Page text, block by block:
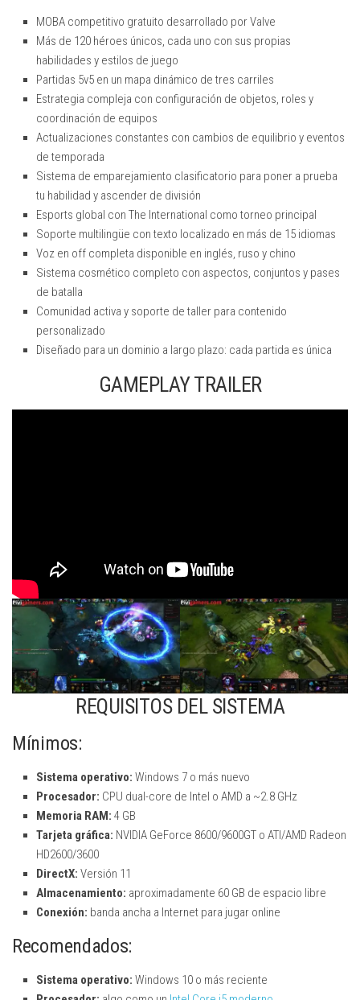
MOBA competitivo gratuito desarrollado por Valve
Más de 120 héroes únicos, cada uno con sus propias
habilidades y estilos de juego
Partidas 5v5 en un mapa dinámico de tres carriles
Estrategia compleja con configuración de objetos, roles y
coordinación de equipos
Actualizaciones constantes con cambios de equilibrio y eventos
de temporada
Sistema de emparejamiento clasificatorio para poner a prueba
tu habilidad y ascender de división
Esports global con The International como torneo principal
Soporte multilingüe con texto localizado en más de 15 idiomas
Voz en off completa disponible en inglés, ruso y chino
Sistema cosmético completo con aspectos, conjuntos y pases
de batalla
Comunidad activa y soporte de taller para contenido
personalizado
Diseñado para un dominio a largo plazo: cada partida es única
GAMEPLAY TRAILER
REQUISITOS DEL SISTEMA
Mínimos:
Sistema operativo: Windows 7 o más nuevo
Procesador: CPU dual-core de Intel o AMD a ~2.8 GHz
Memoria RAM: 4 GB
Tarjeta gráfica: NVIDIA GeForce 8600/9600GT o ATI/AMD Radeon
HD2600/3600
DirectX: Versión 11
Almacenamiento: aproximadamente 60 GB de espacio libre
Conexión: banda ancha a Internet para jugar online
Recomendados:
Sistema operativo: Windows 10 o más reciente